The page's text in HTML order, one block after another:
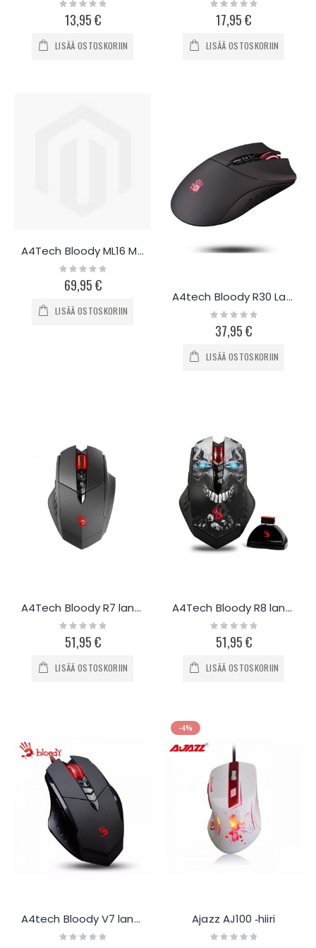
0%
13,95 €
LISÄÄ OSTOSKORIIN
0%
17,95 €
LISÄÄ OSTOSKORIIN
A4Tech Bloody ML16 MMO pelihiiri
Rating:
0%
69,95 €
LISÄÄ OSTOSKORIIN
A4tech Bloody R30 Langaton pelihiiri
Rating:
0%
37,95 €
LISÄÄ OSTOSKORIIN
A4Tech Bloody R7 langaton pelihiiri
Rating:
0%
51,95 €
LISÄÄ OSTOSKORIIN
A4Tech Bloody R8 langaton pelihiiri
Rating:
0%
51,95 €
LISÄÄ OSTOSKORIIN
A4tech Bloody V7 langallinen pelihiiri
Rating:
-4%
Ajazz AJ100 ‐hiiri
Rating: